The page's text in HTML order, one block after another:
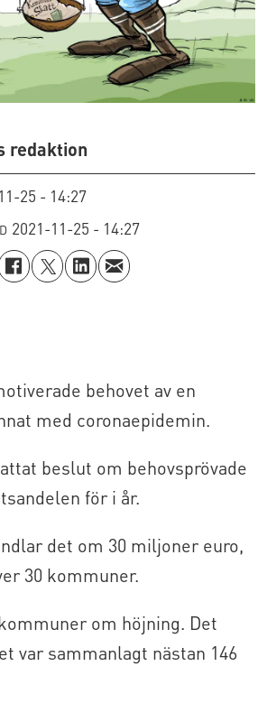
redaktion
25 - 14:27
2021-11-25 - 14:27
behovet av en
med coronaepidemin.
beslut om behovsprövade
för i år.
det om 30 miljoner euro,
30 kommuner.
om höjning. Det
var sammanlagt nästan 146